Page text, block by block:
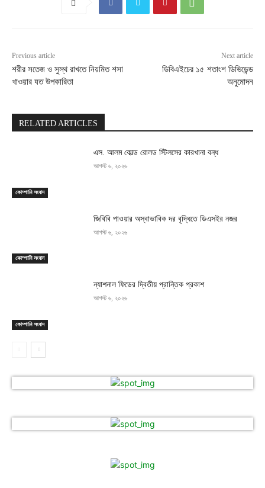
Previous article
শরীর সতেজ ও সুস্থ রাখতে নিয়মিত শসা
খাওয়ার যত উপকারিতা
Next article
ডিবিএইচের ১৫ শতাংশ ডিভিডেন্ড
অনুমোদন
RELATED ARTICLES
কোম্পানি সংবাদ
এস. আলম কোল্ড রোলড স্টিলসের কারখানা বন্ধ
আগস্ট ৬, ২০২৬
কোম্পানি সংবাদ
জিবিবি পাওয়ার অস্বাভাবিক দর বৃদ্ধিতে ডিএসইর নজর
আগস্ট ৬, ২০২৬
কোম্পানি সংবাদ
ন্যাশনাল ফিডের দ্বিতীয় প্রান্তিক প্রকাশ
আগস্ট ৬, ২০২৬